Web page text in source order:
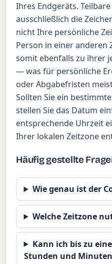
Ihres Endgeräts.
ausschließlich die
nicht Ihre persönliche
Person in einer anderen
somit ebenfalls zu ihrer
— was für persönliche
oder Abgabefristen
Sollten Sie ein
stellen Sie das Datum
entsprechende Uhrzeit
Ihrer lokalen Zeitzone
Häufig gestellte
Wie genau ist der
Welche Zeitzone
Kann ich bis zu
Stunden und